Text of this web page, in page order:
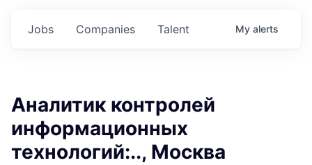
Jobs Companies Talent My alerts
Аналитик контролей
информационных
технологий:.., Москва